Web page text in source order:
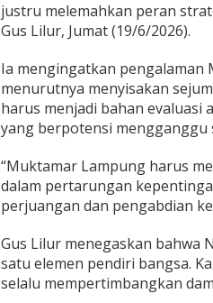
e
r
a
n
u
t
n
P
a
o
w
o
justru melemahkan peran
Gus Lilur, Jumat (19/6/2026).
Ia mengingatkan pengalaman
menurutnya menyisakan
harus menjadi bahan evaluasi
yang berpotensi mengganggu
“Muktamar Lampung harus
dalam pertarungan
perjuangan dan pengabdian
Gus Lilur menegaskan bahwa
satu elemen pendiri bangsa.
selalu mempertimbangkan